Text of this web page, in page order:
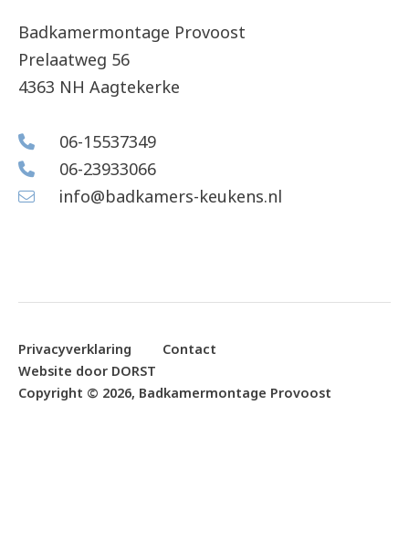
Badkamermontage Provoost
Prelaatweg 56
4363 NH Aagtekerke
06-15537349
06-23933066
info@badkamers-keukens.nl
Privacyverklaring
Contact
Website door DORST
Copyright © 2026, Badkamermontage Provoost